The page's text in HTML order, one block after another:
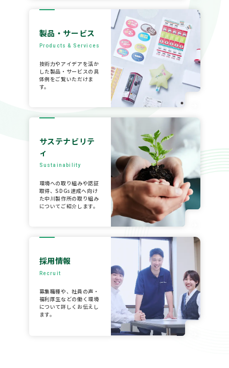
製品・サービス
Products & Services
技術力やアイデアを活か
した製品・サービスの具
体例をご覧いただけま
す。
サステナビリテ
ィ
Sustainability
環境への取り組みや認証
取得、SDGs達成へ向け
た中川製作所の取り組み
についてご紹介します。
採用情報
Recruit
募集職種や、社員の声・
福利厚生などの働く環境
について詳しくお伝えし
ます。